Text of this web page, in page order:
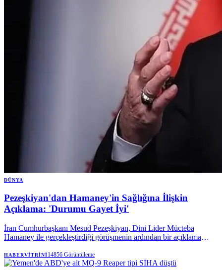
DÜNYA
Pezeşkiyan'dan Hamaney'in Sağlığına İlişkin
Açıklama: 'Durumu Gayet İyi'
İran Cumhurbaşkanı Mesud Pezeşkiyan, Dini Lider Mücteba
Hamaney ile gerçekleştirdiği görüşmenin ardından bir açıklama
belirterek, dini liderin sağlık durumunun oldukça iyi olduğunu dile
getirdi.
HABERVITRINI14856 Görüntüleme